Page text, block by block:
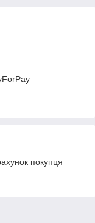
покупця